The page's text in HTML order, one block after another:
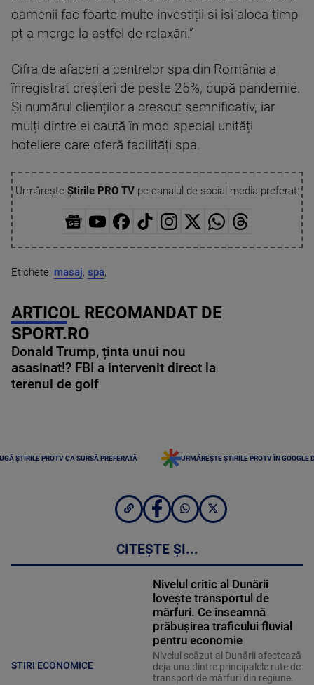
oamenii fac foarte multe investiții si isi aloca timp
pt a merge la astfel de relaxări.”
Cifra de afaceri a centrelor spa din România a
înregistrat creșteri de peste 25%, după pandemie.
Și numărul clienților a crescut semnificativ, iar
mulți dintre ei caută în mod special unități
hoteliere care oferă facilități spa.
Urmărește Știrile PRO TVpe canalul de social media preferat:
Etichete: masaj, spa,
ARTICOL RECOMANDAT DE
SPORT.RO
Donald Trump, ținta unui nou
asasinat!? FBI a intervenit direct la
terenul de golf
ȘTIRILE PROTV CA SURSĂ PREFERATĂ URMĂREȘTE ȘTIRILE PROTV ÎN GOOGLE
CITEȘTE ȘI...
STIRI ECONOMICE
Nivelul critic al Dunării
lovește transportul de
mărfuri. Ce înseamnă
prăbușirea traficului fluvial
pentru economie
Nivelul scăzut al Dunării afectează
deja una dintre principalele rute de
transport de mărfuri din regiune.